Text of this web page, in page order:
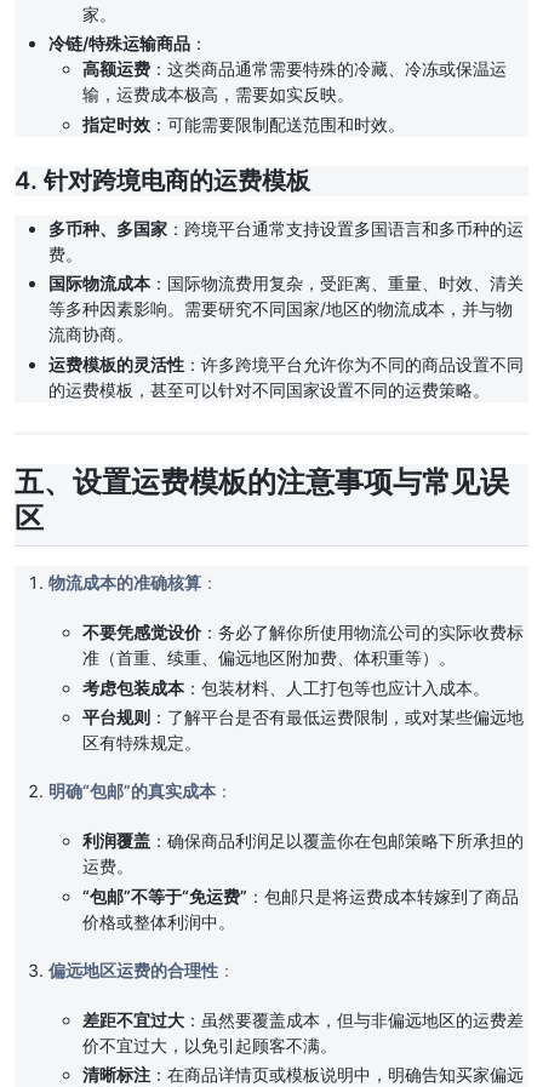
家。
冷链/特殊运输商品 ：
高额运费 ：这类商品通常需要特殊的冷藏、冷冻或保温运
输，运费成本极高，需要如实反映。
指定时效 ：可能需要限制配送范围和时效。
4. 针对跨境电商的运费模板
多币种、多国家 ：跨境平台通常支持设置多国语言和多币种的运
费。
国际物流成本 ：国际物流费用复杂，受距离、重量、时效、清关
等多种因素影响。需要研究不同国家/地区的物流成本，并与物
流商协商。
运费模板的灵活性 ：许多跨境平台允许你为不同的商品设置不同
的运费模板，甚至可以针对不同国家设置不同的运费策略。
五、设置运费模板的注意事项与常见误
区
物流成本的准确核算 ：
不要凭感觉设价 ：务必了解你所使用物流公司的实际收费标
准（首重、续重、偏远地区附加费、体积重等）。
考虑包装成本 ：包装材料、人工打包等也应计入成本。
平台规则 ：了解平台是否有最低运费限制，或对某些偏远地
区有特殊规定。
明确“包邮”的真实成本 ：
利润覆盖 ：确保商品利润足以覆盖你在包邮策略下所承担的
运费。
“包邮”不等于“免运费” ：包邮只是将运费成本转嫁到了商品
价格或整体利润中。
偏远地区运费的合理性 ：
差距不宜过大 ：虽然要覆盖成本，但与非偏远地区的运费差
价不宜过大，以免引起顾客不满。
清晰标注 ：在商品详情页或模板说明中，明确告知买家偏远